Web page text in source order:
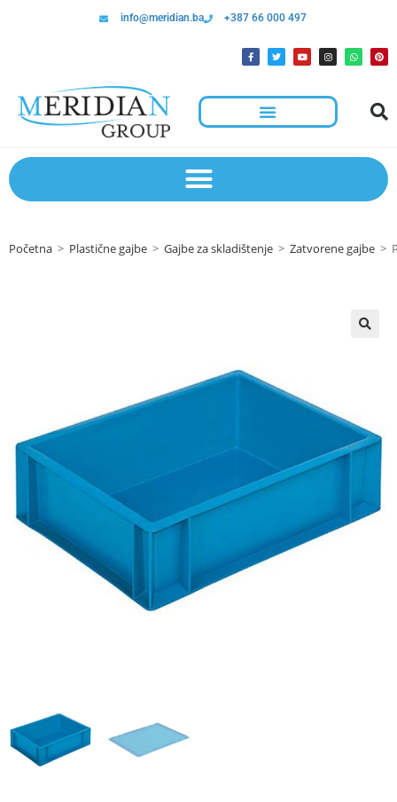
info@meridian.ba +387 66 000 497
Početna > Plastične gajbe > Gajbe za skladištenje > Zatvorene gajbe >